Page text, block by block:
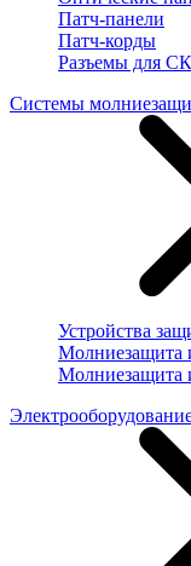
Патч-панели
Патч-корды
Разъемы для
Системы
Устройства
Молниезащита
Молниезащита